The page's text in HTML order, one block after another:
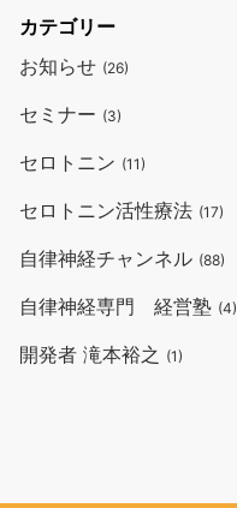
カテゴリー
お知らせ (26)
セミナー (3)
セロトニン (11)
セロトニン活性療法 (17)
自律神経チャンネル (88)
自律神経専門 経営塾 (4)
開発者 滝本裕之 (1)